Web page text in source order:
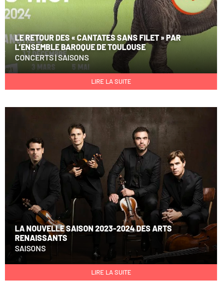
LE RETOUR DES « CANTATES SANS FILET » PAR
L’ENSEMBLE BAROQUE DE TOULOUSE
CONCERTS|SAISONS
LIRE LA SUITE
LA NOUVELLE SAISON 2023-2024 DES ARTS
RENAISSANTS
SAISONS
LIRE LA SUITE